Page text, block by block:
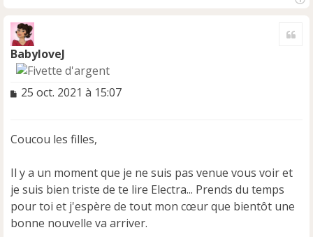
BabyloveJ
M
a
e
n
o
n
l
25 oct. 2021 à 15:07
Coucou les filles,
Il y a un moment que je ne suis pas venue vous voir et
je suis bien triste de te lire Electra... Prends du temps
pour toi et j'espère de tout mon cœur que bientôt une
bonne nouvelle va arriver.